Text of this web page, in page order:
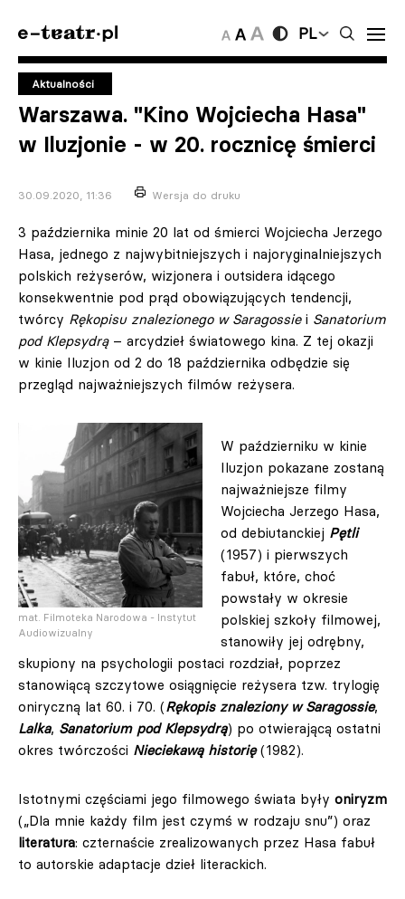
PL
Aktualności
Warszawa. "Kino Wojciecha Hasa"
w Iluzjonie - w 20. rocznicę śmierci
30.09.2020, 11:36 Wersja do druku
3 października minie 20 lat od śmierci Wojciecha Jerzego
Hasa, jednego z najwybitniejszych i najoryginalniejszych
polskich reżyserów, wizjonera i outsidera idącego
konsekwentnie pod prąd obowiązujących tendencji,
twórcy Rękopisu znalezionego w Saragossie i Sanatorium
pod Klepsydrą – arcydzieł światowego kina. Z tej okazji
w kinie Iluzjon od 2 do 18 października odbędzie się
przegląd najważniejszych filmów reżysera.
mat. Filmoteka Narodowa - Instytut
Audiowizualny
W październiku w kinie
Iluzjon pokazane zostaną
najważniejsze filmy
Wojciecha Jerzego Hasa,
od debiutanckiej Pętli
(1957) i pierwszych
fabuł, które, choć
powstały w okresie
polskiej szkoły filmowej,
stanowiły jej odrębny,
skupiony na psychologii postaci rozdział, poprzez
stanowiącą szczytowe osiągnięcie reżysera tzw. trylogię
oniryczną lat 60. i 70. (Rękopis znaleziony w Saragossie,
Lalka, Sanatorium pod Klepsydrą) po otwierającą ostatni
okres twórczości Nieciekawą historię(1982).
Istotnymi częściami jego filmowego świata były oniryzm
(„Dla mnie każdy film jest czymś w rodzaju snu”) oraz
literatura: czternaście zrealizowanych przez Hasa fabuł
to autorskie adaptacje dzieł literackich.